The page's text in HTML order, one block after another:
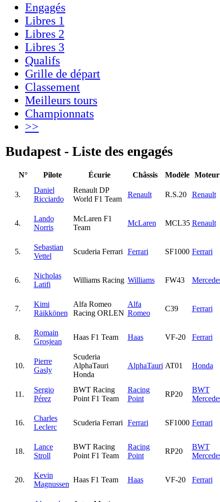
Engagés
Libres 1
Libres 2
Libres 3
Qualifs
Grille de départ
Classement
Meilleurs tours
Championnats
>>
Budapest - Liste des engagés
N° Pilote Écurie Châssis Modèle Moteur
3.
Daniel
Ricciardo
Renault DP
World F1 Team
Renault R.S.20 Renault
4.
Lando
Norris
McLaren F1
Team
McLaren MCL35 Renault
5.
Sebastian
Vettel
Scuderia Ferrari Ferrari SF1000 Ferrari
6.
Nicholas
Latifi
Williams Racing Williams FW43
7.
Kimi
Räikkönen
Alfa Romeo
Racing ORLEN
Alfa
Romeo
C39 Ferrari
8.
Romain
Grosjean
Haas F1 Team Haas VF-20 Ferrari
10.
Pierre
Gasly
Scuderia
AlphaTauri
Honda
AlphaTauri AT01 Honda
11.
Sergio
Pérez
BWT Racing
Point F1 Team
Racing
Point
RP20
BWT
16.
Charles
Leclerc
Scuderia Ferrari Ferrari SF1000 Ferrari
18.
Lance
Stroll
BWT Racing
Point F1 Team
Racing
Point
RP20
BWT
20.
Kevin
Magnussen
Haas F1 Team Haas VF-20 Ferrari